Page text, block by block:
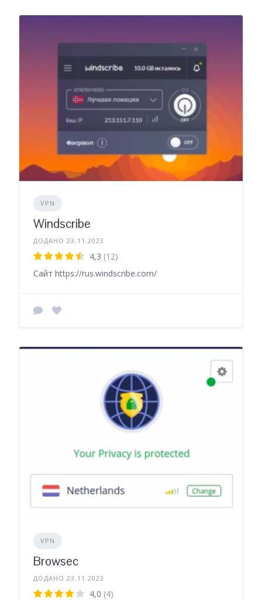
VPN
Windscribe
ДОДАНО 23.11.2023
4,3 (12)
Сайт https://rus.windscribe.com/
VPN
Browsec
ДОДАНО 23.11.2023
4,0 (4)